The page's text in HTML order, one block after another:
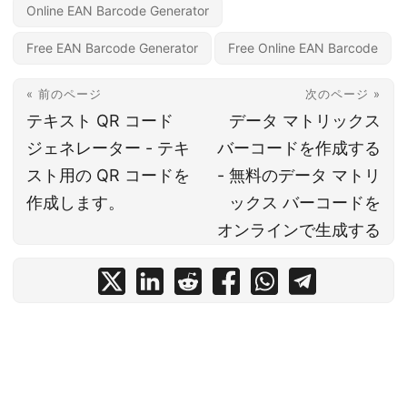
Online EAN Barcode Generator
Free EAN Barcode Generator Free Online EAN Barcode
« 前のページ
テキスト QR コード
ジェネレーター - テキ
スト用の QR コードを
作成します。
次のページ »
データ マトリックス
バーコードを作成する
- 無料のデータ マトリ
ックス バーコードを
オンラインで生成する